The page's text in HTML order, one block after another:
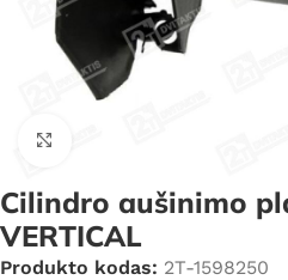
Cilindro aušinimo
VERTICAL
Produkto kodas: 2T-1598250